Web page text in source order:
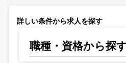
詳しい条件から求人を探す
職種・資格から探